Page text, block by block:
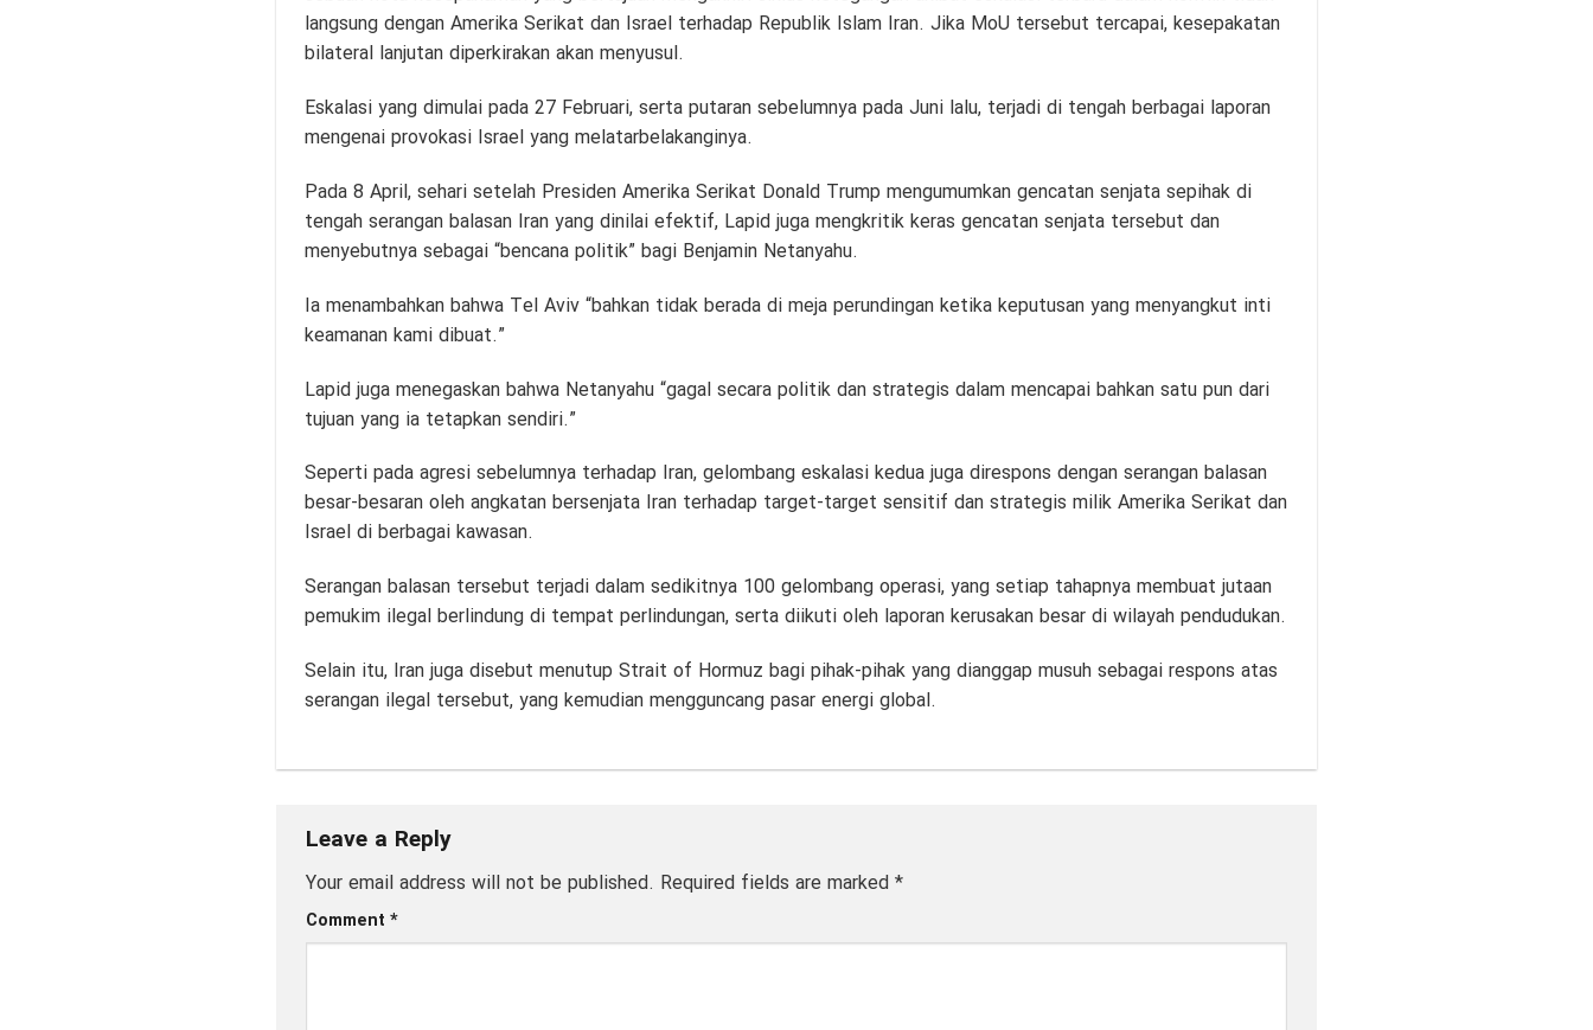
langsung dengan Amerika Serikat dan Israel terhadap Republik Islam Iran. Jika MoU tersebut tercapai, kesepakatan
bilateral lanjutan diperkirakan akan menyusul.
Eskalasi yang dimulai pada 27 Februari, serta putaran sebelumnya pada Juni lalu, terjadi di tengah berbagai laporan
mengenai provokasi Israel yang melatarbelakanginya.
Pada 8 April, sehari setelah Presiden Amerika Serikat Donald Trump mengumumkan gencatan senjata sepihak di
tengah serangan balasan Iran yang dinilai efektif, Lapid juga mengkritik keras gencatan senjata tersebut dan
menyebutnya sebagai “bencana politik” bagi Benjamin Netanyahu.
Ia menambahkan bahwa Tel Aviv “bahkan tidak berada di meja perundingan ketika keputusan yang menyangkut inti
keamanan kami dibuat.”
Lapid juga menegaskan bahwa Netanyahu “gagal secara politik dan strategis dalam mencapai bahkan satu pun dari
tujuan yang ia tetapkan sendiri.”
Seperti pada agresi sebelumnya terhadap Iran, gelombang eskalasi kedua juga direspons dengan serangan balasan
besar-besaran oleh angkatan bersenjata Iran terhadap target-target sensitif dan strategis milik Amerika Serikat dan
Israel di berbagai kawasan.
Serangan balasan tersebut terjadi dalam sedikitnya 100 gelombang operasi, yang setiap tahapnya membuat jutaan
pemukim ilegal berlindung di tempat perlindungan, serta diikuti oleh laporan kerusakan besar di wilayah pendudukan.
Selain itu, Iran juga disebut menutup Strait of Hormuz bagi pihak-pihak yang dianggap musuh sebagai respons atas
serangan ilegal tersebut, yang kemudian mengguncang pasar energi global.
Leave a Reply
Your email address will not be published. Required fields are marked *
Comment *